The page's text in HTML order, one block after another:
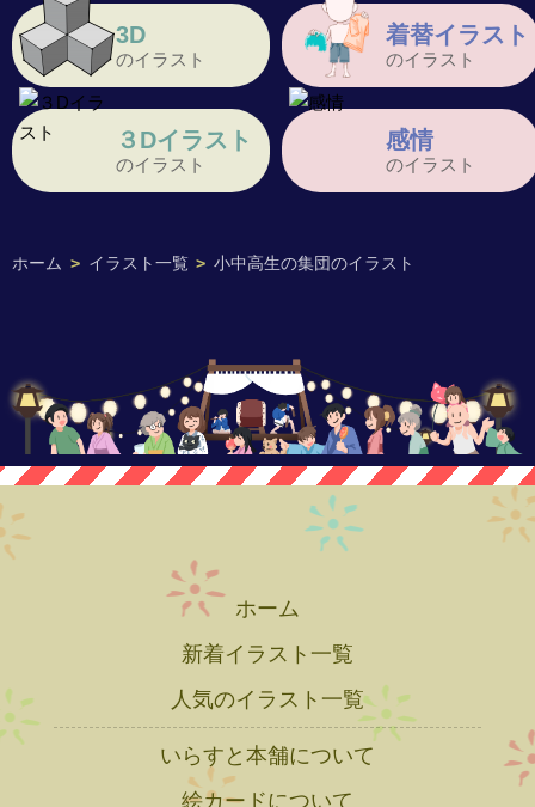
ホーム > イラスト一覧 > 小中高生の集団のイラスト
3D
のイラスト
着替イラスト
のイラスト
３Dイラスト
のイラスト
感情
のイラスト
ホーム
新着イラスト一覧
人気のイラスト一覧
いらすと本舗について
絵カードについて